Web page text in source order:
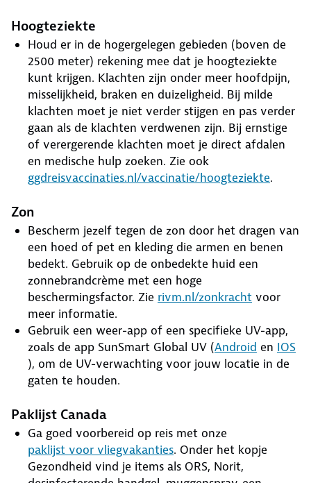
Hoogteziekte
Houd er in de hogergelegen gebieden (boven de
2500 meter) rekening mee dat je hoogteziekte
kunt krijgen. Klachten zijn onder meer hoofdpijn,
misselijkheid, braken en duizeligheid. Bij milde
klachten moet je niet verder stijgen en pas verder
gaan als de klachten verdwenen zijn. Bij ernstige
of verergerende klachten moet je direct afdalen
en medische hulp zoeken. Zie ook
ggdreisvaccinaties.nl/vaccinatie/hoogteziekte.
Zon
Bescherm jezelf tegen de zon door het dragen van
een hoed of pet en kleding die armen en benen
bedekt. Gebruik op de onbedekte huid een
zonnebrandcrème met een hoge
beschermingsfactor. Zie rivm.nl/zonkracht voor
meer informatie.
Gebruik een weer-app of een specifieke UV-app,
zoals de app SunSmart Global UV (Android en IOS
), om de UV-verwachting voor jouw locatie in de
gaten te houden.
Paklijst Canada
Ga goed voorbereid op reis met onze
paklijst voor vliegvakanties. Onder het kopje
Gezondheid vind je items als ORS, Norit,